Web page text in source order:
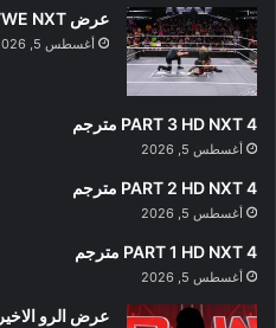
عرض WWE NXT الأخير 4/8/2026 كامل مترجم
أغسطس 5, 2026
PART 3 HD NXT 4 مترجم
أغسطس 5, 2026
PART 2 HD NXT 4 مترجم
أغسطس 5, 2026
PART 1 HD NXT 4 مترجم
أغسطس 5, 2026
عرض الرو الاخير 3/8/2026 كامل مترجم